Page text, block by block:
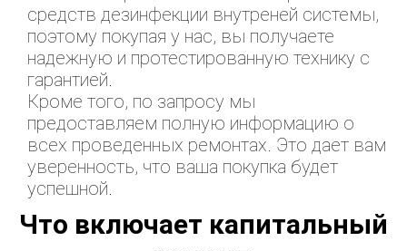
средств дезинфекции внутреней системы,
поэтому покупая у нас, вы получаете
надежную и протестированную технику с
гарантией.
Кроме того, по запросу мы
предоставляем полную информацию о
всех проведенных ремонтах. Это дает вам
уверенность, что ваша покупка будет
успешной.
Что включает капитальный